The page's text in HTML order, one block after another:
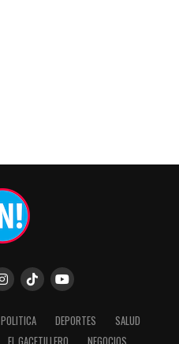
POLITICA DEPORTES
SALUD